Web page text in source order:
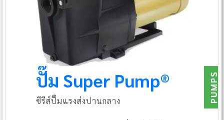
PUMPS
ปั๊ม Super Pump®
ซีรีส์ปั๊มแรงส่งปานกลาง